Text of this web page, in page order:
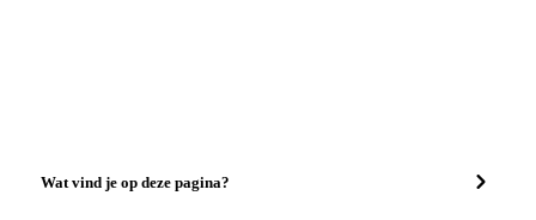
Wat vind je op deze pagina?